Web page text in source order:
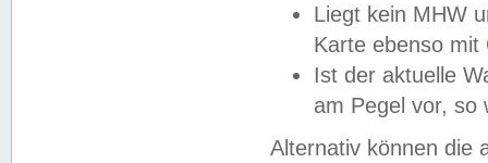
Liegt kein MHW
Karte ebenso mit
Ist der aktuelle
am Pegel vor,
Alternativ können die